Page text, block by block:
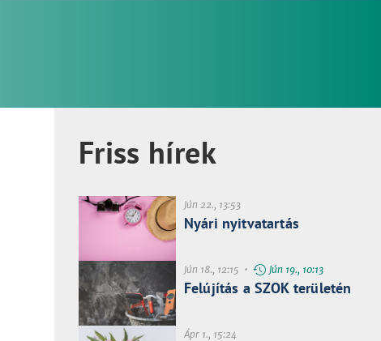
Friss hírek
Jún 22., 13:53
Nyári nyitvatartás
Jún 18., 12:15 • Jún 19., 10:13
Felújítás a SZOK területén
Ápr 1., 15:24